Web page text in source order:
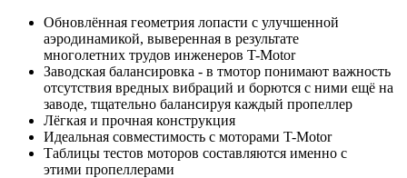
Обновлённая геометрия лопасти с улучшенной
аэродинамикой, выверенная в результате
многолетних трудов инженеров T-Motor
Заводская балансировка - в тмотор понимают важность
отсутствия вредных вибраций и борются с ними ещё на
заводе, тщательно балансируя каждый пропеллер
Лёгкая и прочная конструкция
Идеальная совместимость с моторами T-Motor
Таблицы тестов моторов составляются именно с
этими пропеллерами